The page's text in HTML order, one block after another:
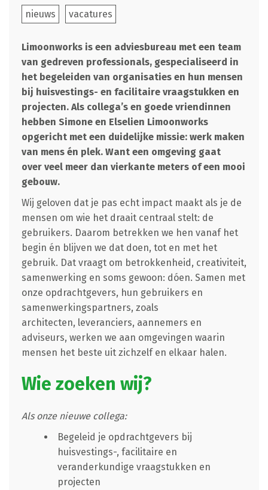
nieuws vacatures
Limoonworks is een adviesbureau met een team
van gedreven professionals, gespecialiseerd in
het begeleiden van organisaties en hun mensen
bij huisvestings- en facilitaire vraagstukken en
projecten. Als collega’s en goede vriendinnen
hebben Simone en Elselien Limoonworks
opgericht met een duidelijke missie: werk maken
van mens én plek. Want een omgeving gaat
over veel meer dan vierkante meters of een mooi
gebouw.
Wij geloven dat je pas echt impact maakt als je de
mensen om wie het draait centraal stelt: de
gebruikers. Daarom betrekken we hen vanaf het
begin én blijven we dat doen, tot en met het
gebruik. Dat vraagt om betrokkenheid, creativiteit,
samenwerking en soms gewoon: dóen. Samen met
onze opdrachtgevers, hun gebruikers en
samenwerkingspartners, zoals
architecten, leveranciers, aannemers en
adviseurs, werken we aan omgevingen waarin
mensen het beste uit zichzelf en elkaar halen.
Wie zoeken wij?
Als onze nieuwe collega:
Begeleid je opdrachtgevers bij
huisvestings-, facilitaire en
veranderkundige vraagstukken en
projecten